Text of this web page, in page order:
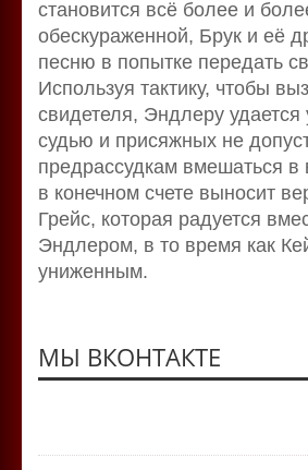
становится всё более и
обескураженной, Брук и её
песню в попытке передать
Используя тактику, чтобы
свидетеля, Эндлеру удается
судью и присяжных не
предрассудкам вмешаться
в конечном счете выносит
Грейс, которая радуется
Эндлером, в то время как
униженным.
МЫ ВКОНТАКТЕ